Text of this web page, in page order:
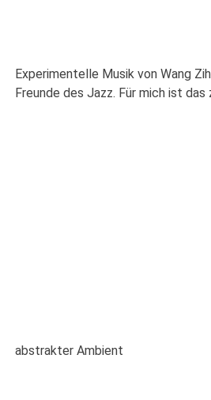
Experimentelle Musik von Wang
Freunde des Jazz. Für mich ist
abstrakter Ambient